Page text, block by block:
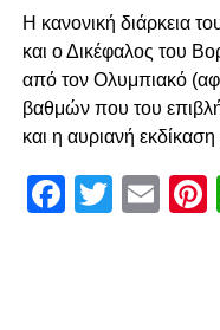
Κροάτης τον νίκησε.
καταγράφηκε στο 78’,
καρδιά της περιοχής
επερχόμενου
Η κανονική διάρκεια
και ο Δικέφαλος του
από τον Ολυμπιακό
βαθμών που του
και η αυριανή